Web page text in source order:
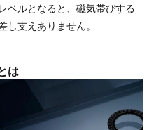
ベルとなると、磁気帯びする
し支えありません。
は